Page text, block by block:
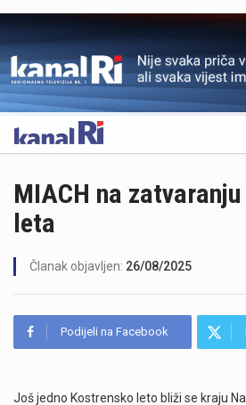
OGLAS
MIACH na
leta
Članak objavljen: 26/08/2025
Podijeli na Facebook
Još jedno Kostrensko leto bliži se kraju